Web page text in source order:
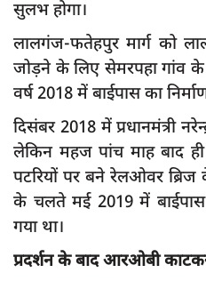
latest
प्रशासनिक
दुर्घटना
editors-pick
other
Login
Register
सुलभ होगा।
लालगंज-फतेहपुर मार्ग को
जोड़ने के लिए सेमरपहा गांव
वर्ष 2018 में बाईपास का
दिसंबर 2018 में प्रधानमंत्री
लेकिन महज पांच माह बाद
पटरियों पर बने रेलओवर
के चलते मई 2019 में
गया था।
प्रदर्शन के बाद आरओबी